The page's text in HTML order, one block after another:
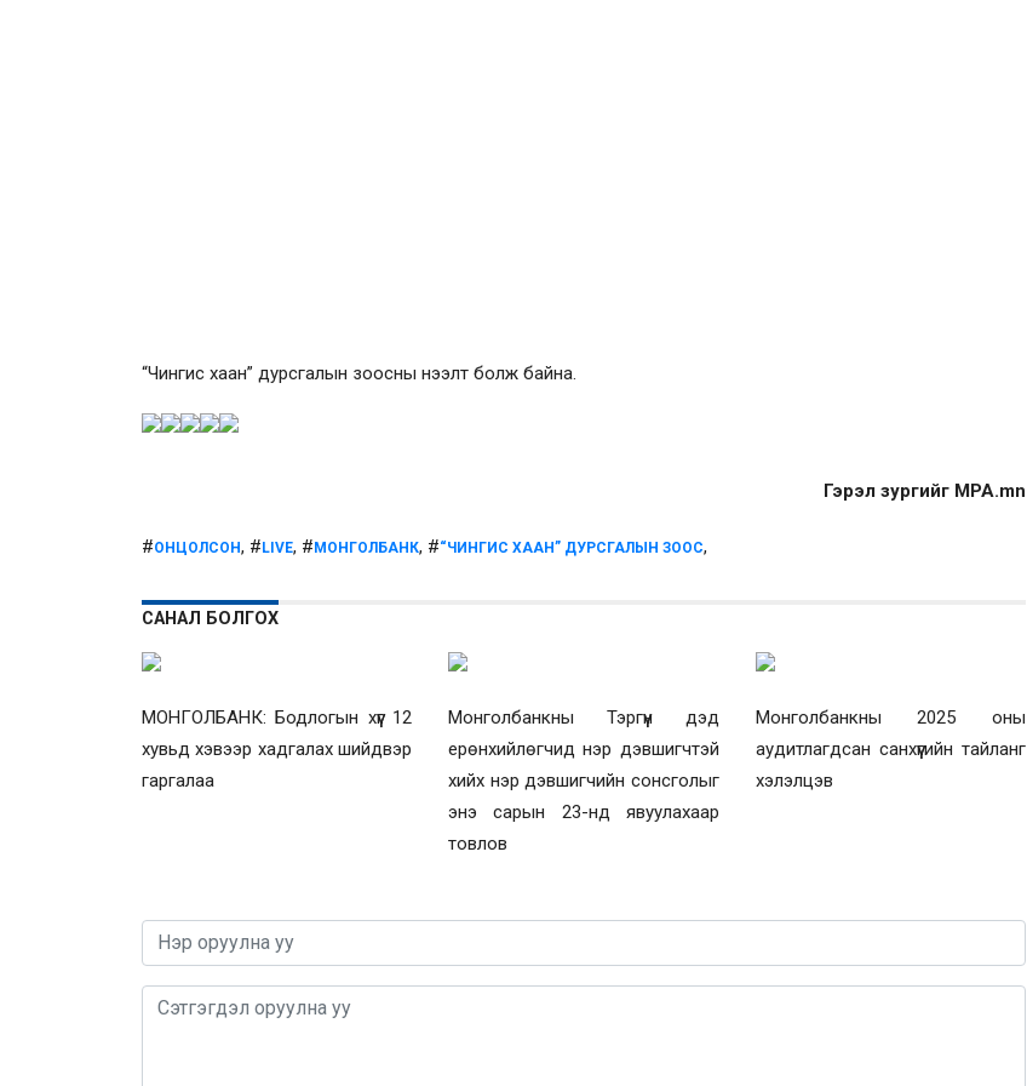
“Чингис хаан” дурсгалын зоосны нээлт болж байна.
Гэрэл зургийг MPA.mn
#ОНЦОЛСОН, #LIVE, #МОНГОЛБАНК, #“ЧИНГИС ХААН” ДУРСГАЛЫН ЗООС,
САНАЛ БОЛГОХ
МОНГОЛБАНК: Бодлогын хүүг 12
хувьд хэвээр хадгалах шийдвэр
гаргалаа
Монголбанкны Тэргүүн дэд
ерөнхийлөгчид нэр дэвшигчтэй
хийх нэр дэвшигчийн сонсголыг
энэ сарын 23-нд явуулахаар
товлов
Монголбанкны 2025 оны
аудитлагдсан санхүүгийн тайланг
хэлэлцэв